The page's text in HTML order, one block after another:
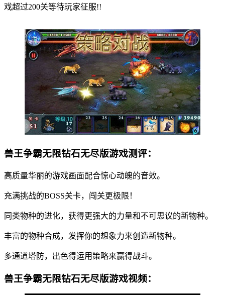
戏超过200关等待玩家征服!!
兽王争霸无限钻石无尽版游戏测评：
高质量华丽的游戏画面配合惊心动魄的音效。
充满挑战的BOSS关卡，闯关更极限！
同类物种的进化，获得更强大的力量和不可思议的新物种。
丰富的物种合成，发挥你的想象力来创造新物种。
多通道塔防，出色得运用策略来赢得战斗。
兽王争霸无限钻石无尽版游戏视频：